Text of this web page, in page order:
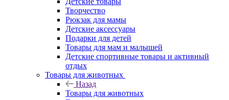
Творчество
Рюкзак для мамы
Детские аксессуары
Подарки для детей
Товары для мам и малышей
Детские спортивные товары и активный
отдых
Товары для животных
Назад
Товары для животных